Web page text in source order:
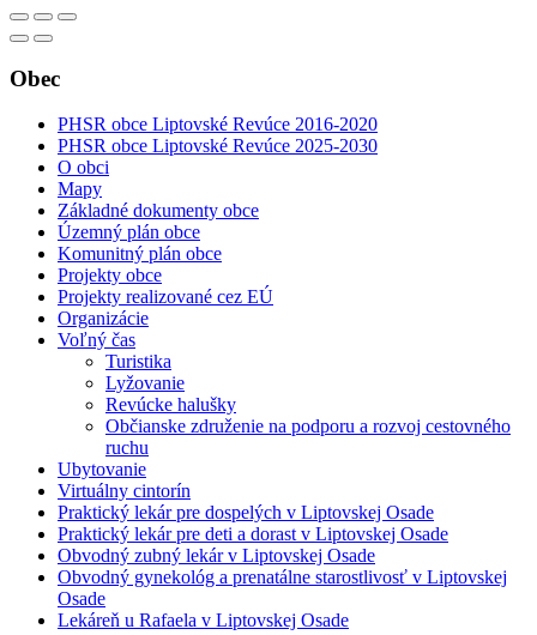
Obec
PHSR obce Liptovské Revúce 2016-2020
PHSR obce Liptovské Revúce 2025-2030
O obci
Mapy
Základné dokumenty obce
Územný plán obce
Komunitný plán obce
Projekty obce
Projekty realizované cez EÚ
Organizácie
Voľný čas
Turistika
Lyžovanie
Revúcke halušky
Občianske združenie na podporu a rozvoj cestovného
ruchu
Ubytovanie
Virtuálny cintorín
Praktický lekár pre dospelých v Liptovskej Osade
Praktický lekár pre deti a dorast v Liptovskej Osade
Obvodný zubný lekár v Liptovskej Osade
Obvodný gynekológ a prenatálne starostlivosť v Liptovskej
Osade
Lekáreň u Rafaela v Liptovskej Osade